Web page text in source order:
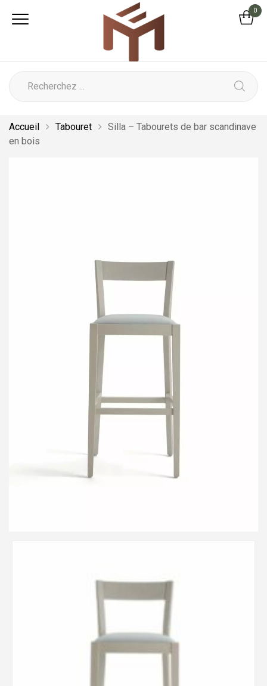
0
Accueil Tabouret
Silla – Tabourets de bar scandinave
en bois